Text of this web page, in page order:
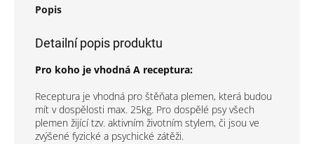
Popis
Detailní popis produktu
Pro koho je vhodná A receptura:
Receptura je vhodná pro štěňata plemen, která budou
mít v dospělosti max. 25kg. Pro dospělé psy všech
plemen žijící tzv. aktivním životním stylem, či jsou ve
zvýšené fyzické a psychické zátěži.